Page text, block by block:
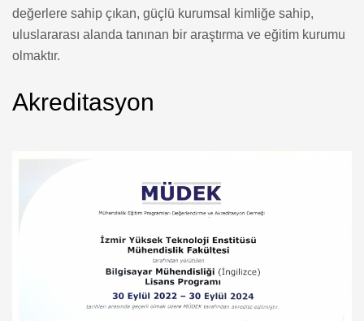
değerlere sahip çıkan, güçlü kurumsal kimliğe sahip,
uluslararası alanda tanınan bir araştırma ve eğitim kurumu
olmaktır.
Akreditasyon